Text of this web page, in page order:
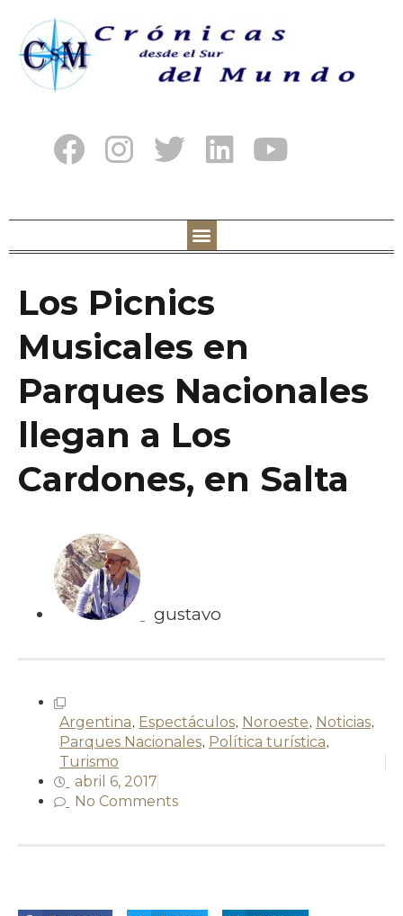
Los Picnics
Musicales en
Parques Nacionales
llegan a Los
Cardones, en Salta
gustavo
Argentina, Espectáculos, Noroeste, Noticias,
Parques Nacionales, Política turística,
Turismo
abril 6, 2017
No Comments